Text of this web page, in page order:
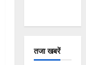
तजा खबरें